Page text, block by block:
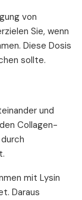
von
Sie, wenn
Diese Dosis
sollte.
und
Collagen-
mit Lysin
Daraus